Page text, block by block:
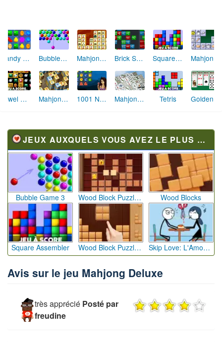
Candy Crush Bubble Shooter Mahjong Connect Brick Shooter Square Assembler
Jewel Quest Mahjong Alchimie 1001 Nuits Mahjong Solitaire Tetris
JEUX AUXQUELS VOUS AVEZ LE PLUS JOUÉ
Bubble Game 3 Wood Block Puzzle 3 Wood Blocks
Square Assembler Wood Block Puzzle 4 Skip Love: L'Amour en Péril
Avis sur le jeu Mahjong Deluxe
très apprécié Posté par
freudine